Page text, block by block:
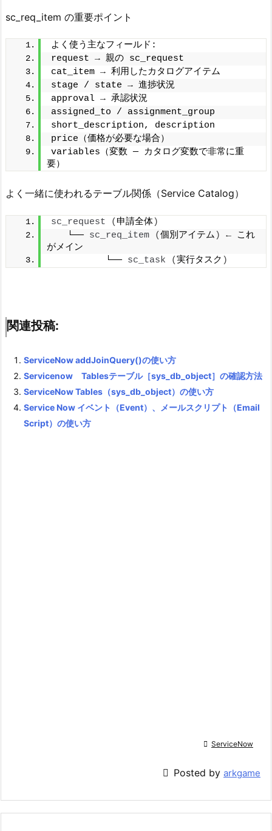
sc_req_item の重要ポイント
よく使う主なフィールド:
request → 親の sc_request
cat_item → 利用したカタログアイテム
stage / state → 進捗状況
approval → 承認状況
assigned_to / assignment_group
short_description, description
price（価格が必要な場合）
variables（変数 — カタログ変数で非常に重
要）
よく一緒に使われるテーブル関係（Service Catalog）
sc_request ( 申請全体)
   └──
sc_req_item (個別アイテム )
← これ
がメイン
          └──
sc_task (実行タスク )
関連投稿:
ServiceNow addJoinQuery()の使い方
Servicenow Tablesテーブル［sys_db_object］の確認方法
ServiceNow Tables（sys_db_object）の使い方
Service Now イベント（Event）、メールスクリプト（Email
Script）の使い方
 ServiceNow
 Posted by arkgame